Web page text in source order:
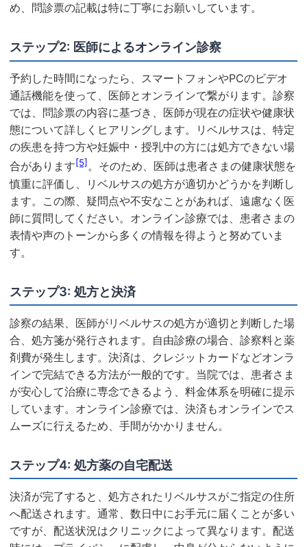
め、問診票の記載は特に丁寧にお願いしています。
ステップ2: 医師によるオンライン診察
予約した時間になったら、スマートフォンやPCのビデオ
通話機能を使って、医師とオンラインで繋がります。診察
では、問診票の内容に基づき、医師が現在の症状や健康状
態について詳しくヒアリングします。リベルサスは、特定
の疾患を持つ方や妊娠中・授乳中の方には処方できない場
合があります[5] 。そのため、医師は患者さまの健康状態を
慎重に評価し、リベルサスの処方が適切かどうかを判断し
ます。この際、疑問点や不安なことがあれば、遠慮なく医
師に質問してください。オンライン診療では、患者さまの
表情や声のトーンから多くの情報を得ようと努めていま
す。
ステップ3: 処方と決済
診察の結果、医師がリベルサスの処方が適切と判断した場
合、処方箋が発行されます。自由診療の場合、診察料と薬
剤費が発生します。決済は、クレジットカードなどオンラ
インで完結できる方法が一般的です。当院では、患者さま
が安心して治療に専念できるよう、料金体系を明確に提示
しています。オンライン診療では、決済もオンラインでス
ムーズに行えるため、手間がかかりません。
ステップ4: 処方薬の自宅配送
決済が完了すると、処方されたリベルサスがご指定の住所
へ配送されます。通常、数日中にお手元に届くことが多い
ですが、配送状況はクリニックによって異なります。配送